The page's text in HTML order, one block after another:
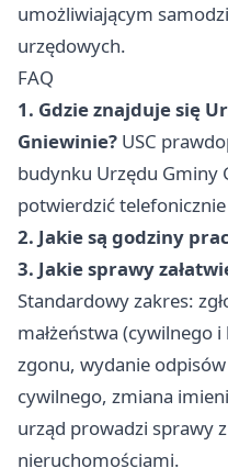
umożliwiającym
urzędowych.
FAQ
1. Gdzie znajduje się
Gniewinie? USC
budynku Urzędu
potwierdzić
2. Jakie są godziny
3. Jakie sprawy
Standardowy zakres:
małżeństwa (cywilnego
zgonu, wydanie
cywilnego, zmiana
urząd prowadzi sprawy
nieruchomościami.